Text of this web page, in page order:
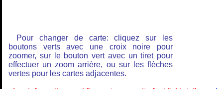
Pour changer de carte: cliquez sur les
boutons verts avec une croix noire pour
zoomer, sur le bouton vert avec un tiret pour
effectuer un zoom arrière, ou sur les flèches
vertes pour les cartes adjacentes.